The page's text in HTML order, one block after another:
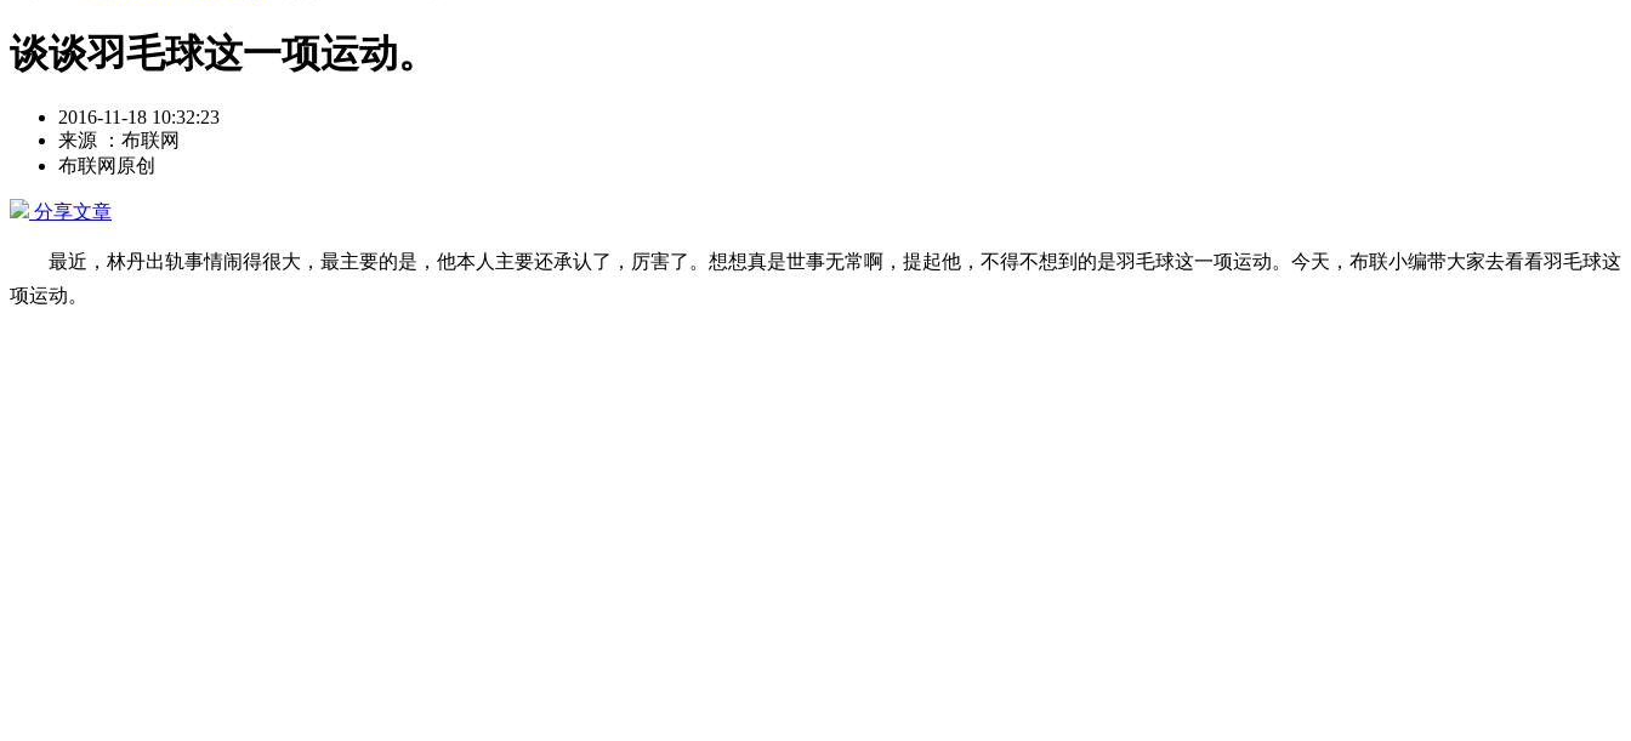
谈谈羽毛球这一项运动。
2016-11-18 10:32:23
来源 ：布联网
布联网原创
分享文章
最近，林丹出轨事情闹得很大，最主要的是，他本人主要还承认了，厉害了。想想真是世事无常啊，提起他，不得不想到的是羽毛球这一项运动。今天，布联小编带大家去看看羽毛球这
项运动。